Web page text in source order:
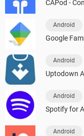
CAPod -
Android
Google
Android
Uptodown
Android
Spotify for
Android